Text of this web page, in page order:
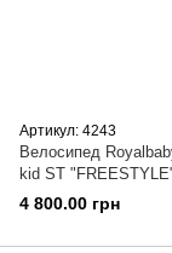
Артикул: 4243
Велосипед
kid ST
4 800.00 грн